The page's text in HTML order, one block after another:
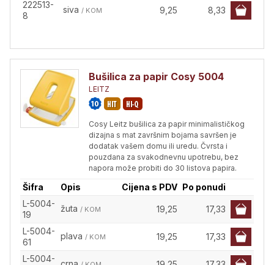
222513-
8
siva / KOM 9,25 8,33
Bušilica za papir Cosy 5004
LEITZ
Cosy Leitz bušilica za papir minimalističkog
dizajna s mat završnim bojama savršen je
dodatak vašem domu ili uredu. Čvrsta i
pouzdana za svakodnevnu upotrebu, bez
napora može probiti do 30 listova papira.
Šifra Opis Cijena s PDV Po ponudi
L-5004-
19
žuta / KOM 19,25 17,33
L-5004-
61
plava / KOM 19,25 17,33
L-5004-